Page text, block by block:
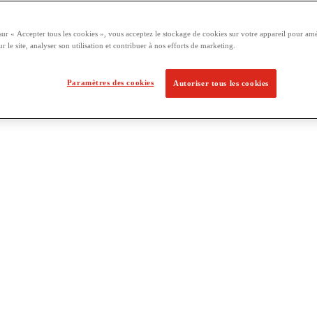
« Accepter tous les cookies », vous acceptez le stockage de cookies sur votre appareil pour
le site, analyser son utilisation et contribuer à nos efforts de marketing.
Paramètres des cookies Autoriser tous les cookies